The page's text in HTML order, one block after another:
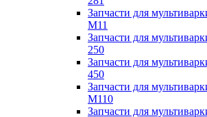
Запчасти для
M11
Запчасти для
250
Запчасти для
450
Запчасти для
M110
Запчасти для